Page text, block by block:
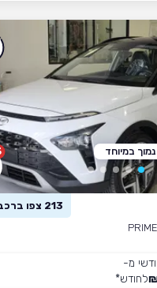
213 צפו ברכב זה
מ-
לחודש*
במיוחד